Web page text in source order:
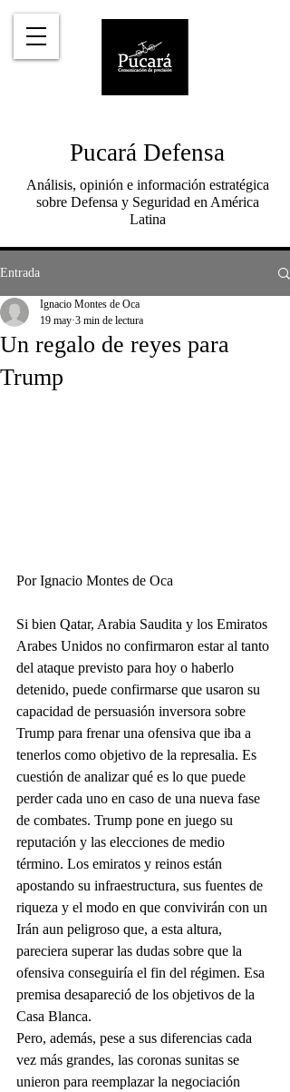
Pucará Defensa
Análisis, opinión e información estratégica
sobre Defensa y Seguridad en América
Latina
Entrada
Un regalo de reyes para
Trump
Ignacio Montes de Oca
19 may 3 min de lectura
Por Ignacio Montes de Oca
Si bien Qatar, Arabia Saudita y los Emiratos
Arabes Unidos no confirmaron estar al tanto
del ataque previsto para hoy o haberlo
detenido, puede confirmarse que usaron su
capacidad de persuasión inversora sobre
Trump para frenar una ofensiva que iba a
tenerlos como objetivo de la represalia. Es
cuestión de analizar qué es lo que puede
perder cada uno en caso de una nueva fase
de combates. Trump pone en juego su
reputación y las elecciones de medio
término. Los emiratos y reinos están
apostando su infraestructura, sus fuentes de
riqueza y el modo en que convivirán con un
Irán aun peligroso que, a esta altura,
pareciera superar las dudas sobre que la
ofensiva conseguiría el fin del régimen. Esa
premisa desapareció de los objetivos de la
Casa Blanca.
Pero, además, pese a sus diferencias cada
vez más grandes, las coronas sunitas se
unieron para reemplazar la negociación